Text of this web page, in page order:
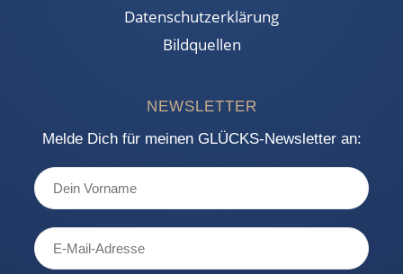
Datenschutzerklärung
Bildquellen
NEWSLETTER
Melde Dich für meinen GLÜCKS-Newsletter an: